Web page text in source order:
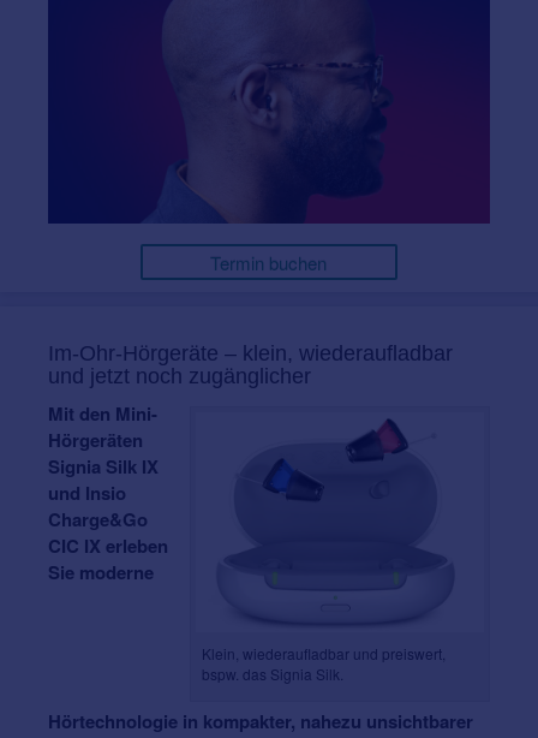
Termin buchen
Im-Ohr-Hörgeräte – klein, wiederaufladbar
und jetzt noch zugänglicher
Klein, wiederaufladbar und preiswert,
bspw. das Signia Silk.
Mit den Mini-
Hörgeräten
Signia Silk IX
und Insio
Charge&Go
CIC IX erleben
Sie moderne
Hörtechnologie in kompakter, nahezu unsichtbarer